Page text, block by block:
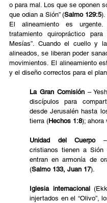
o para mal. Los que se oponen
que odian a Sión” (Salmo 129:5).
El alineamiento es
tratamiento quiropráctico
Mesías”. Cuando el cuello y
alineados, se liberan poder
movimientos. El alineamiento
y el diseño correctos para el
La Gran Comisión –
discípulos para
desde Jerusalén hasta
tierra (Hechos 1:8); ahora
Unidad del Cuerpo –
cristianos tienen a Sión
entran en armonía de
(Salmo 133, Juan 17).
Iglesia internacional
injertados en el “Olivo”,